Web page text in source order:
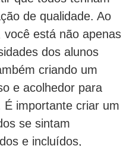
de qualidade. Ao
está não apenas
dos alunos
criando um
e acolhedor para
importante criar um
se sintam
e incluídos,